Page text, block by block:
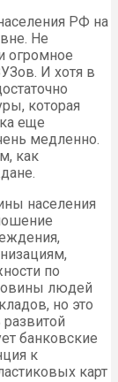
РФ на
Не
огромное
И хотя в
которая
еще
медленно.
как
населения
по
людей
но это
банковские
к
карт